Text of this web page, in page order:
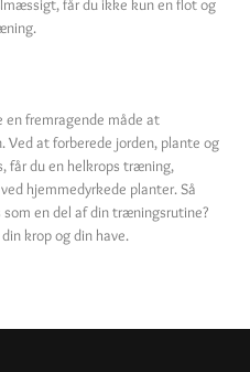
får du ikke kun en flot og
fremragende måde at
Ved at forberede jorden, plante og
får du en helkrops træning,
hjemmedyrkede planter. Så
en del af din træningsrutine?
krop og din have.